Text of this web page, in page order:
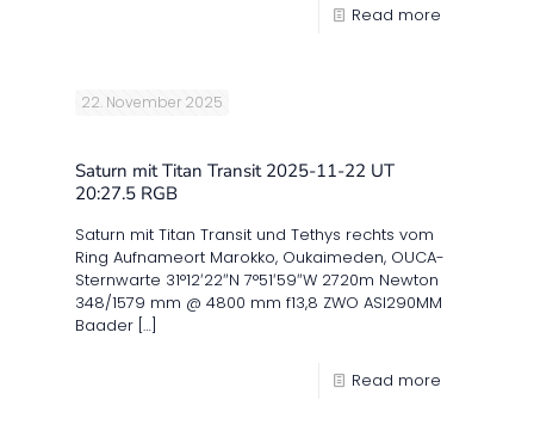
Read more
22. November 2025
Saturn mit Titan Transit 2025-11-22 UT
20:27.5 RGB
Saturn mit Titan Transit und Tethys rechts vom
Ring Aufnameort Marokko, Oukaimeden, OUCA-
Sternwarte 31°12′22″N 7°51′59″W 2720m Newton
348/1579 mm @ 4800 mm f13,8 ZWO ASI290MM
Baader […]
Read more